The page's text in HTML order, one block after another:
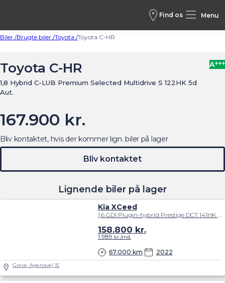
Find os Menu
Biler /Brugte biler /Toyota /Toyota C-HR
Toyota C-HR
1,8 Hybrid C-LUB Premium Selected Multidrive S 122HK 5d
Aut.
A+++
167.900 kr.
Lignende biler på lager
Kia XCeed
1,6 GDI Plugin-hybrid Prestige DCT 141HK 5d 6g Aut.
67.000 km 2022
158.800 kr.
1.989 kr./md.
Greve, Agenavej 15
Bliv kontaktet, hvis der kommer lign. biler på lager
Bliv kontaktet